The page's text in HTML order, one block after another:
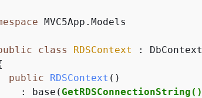
class RDSContext :
DbContext
public
RDSContext ()
: base(
GetRDSConnectionString()